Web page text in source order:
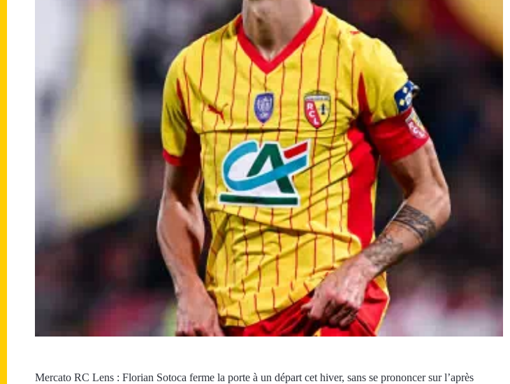
Mercato RC Lens : Florian Sotoca ferme la porte à un départ cet hiver, sans se prononcer sur l’après